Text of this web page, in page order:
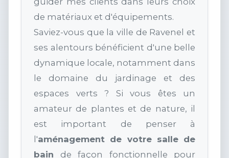
de matériaux et d'équipements.
Saviez-vous que la ville de Ravenel et
ses alentours bénéficient d'une belle
dynamique locale, notamment dans
le domaine du jardinage et des
espaces verts ? Si vous êtes un
amateur de plantes et de nature, il
est important de penser à
l'aménagement de votre salle de
bain de façon fonctionnelle pour